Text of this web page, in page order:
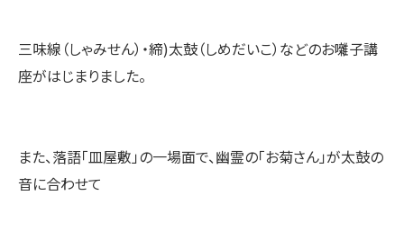
三味線（しゃみせん）・締)太鼓（しめだいこ）などのお囃子講
座がはじまりました。
また、落語「皿屋敷」の一場面で、幽霊の「お菊さん」が太鼓の
音に合わせて